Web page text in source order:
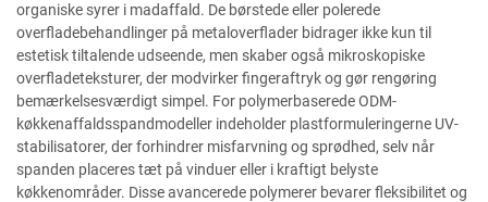
organiske syrer i madaffald. De børstede eller polerede
overfladebehandlinger på metaloverflader bidrager ikke kun til
estetisk tiltalende udseende, men skaber også mikroskopiske
overfladeteksturer, der modvirker fingeraftryk og gør rengøring
bemærkelsesværdigt simpel. For polymerbaserede ODM-
køkkenaffaldsspandmodeller indeholder plastformuleringerne UV-
stabilisatorer, der forhindrer misfarvning og sprødhed, selv når
spanden placeres tæt på vinduer eller i kraftigt belyste
køkkenområder. Disse avancerede polymerer bevarer fleksibilitet og